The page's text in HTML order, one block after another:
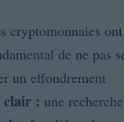
cryptomonnaies ont
de ne pas
un effondrement
clair : une